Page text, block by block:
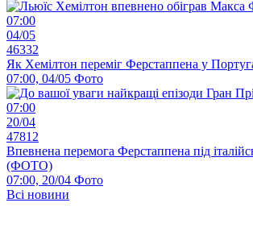
07:00
04/05
46332
Як Хемілтон переміг Ферстаппена у
07:00, 04/05 Фото
07:00
20/04
47812
Впевнена перемога Ферстаппена під
(ФОТО)
07:00, 20/04 Фото
Всі новини